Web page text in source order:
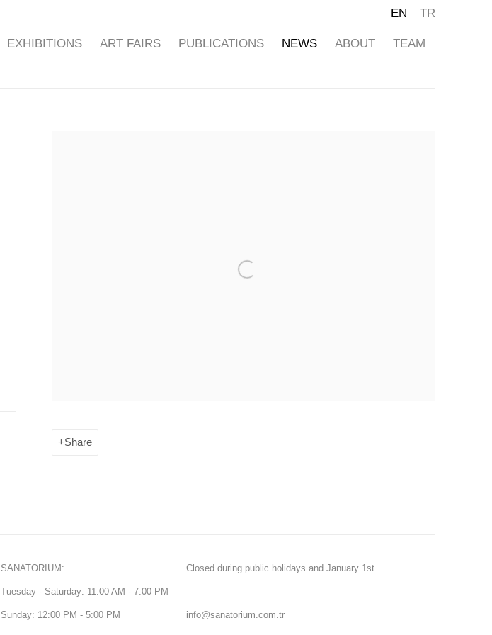
EXHIBITIONS ART FAIRS PUBLICATIONS NEWS ABOUT TEAM
EN TR
Share
SANATORIUM:
Tuesday - Saturday: 11:00 AM - 7:00 PM
Sunday: 12:00 PM - 5:00 PM
Closed during public holidays and January 1st.
info@sanatorium.com.tr